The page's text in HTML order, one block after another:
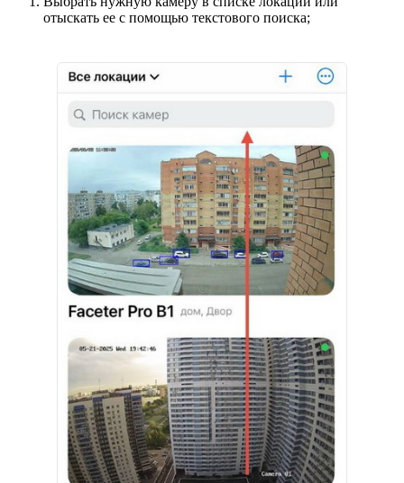
отыскать ее с помощью текстового поиска;